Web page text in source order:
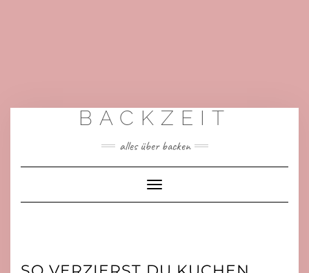
BACKZEIT
alles über backen
Toggle
Navigation